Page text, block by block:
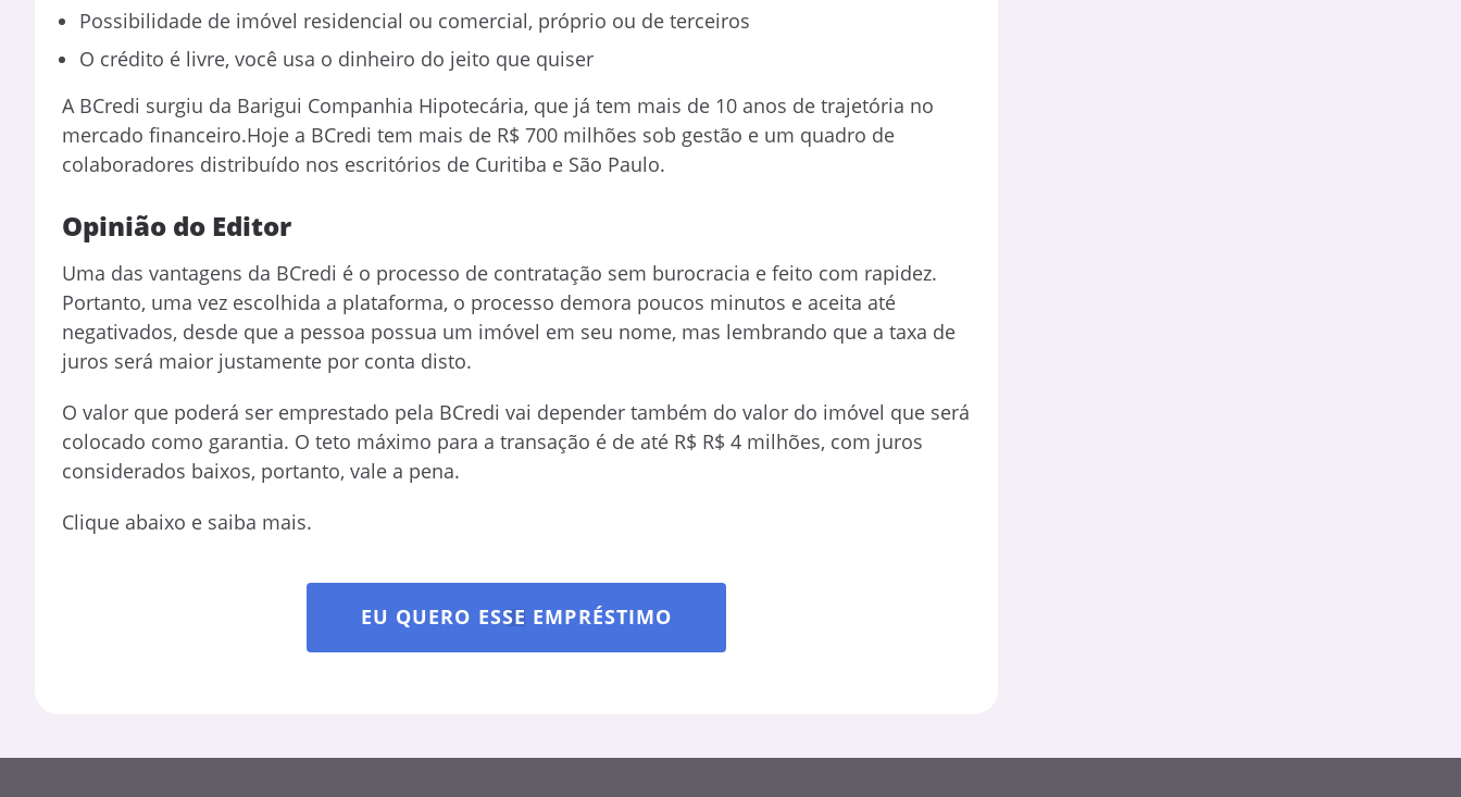
Possibilidade de imóvel residencial ou comercial, próprio ou de terceiros
O crédito é livre, você usa o dinheiro do jeito que quiser
A BCredi surgiu da Barigui Companhia Hipotecária, que já tem mais de 10 anos de trajetória no
mercado financeiro.Hoje a BCredi tem mais de R$ 700 milhões sob gestão e um quadro de
colaboradores distribuído nos escritórios de Curitiba e São Paulo.
Opinião do Editor
Uma das vantagens da BCredi é o processo de contratação sem burocracia e feito com rapidez.
Portanto, uma vez escolhida a plataforma, o processo demora poucos minutos e aceita até
negativados, desde que a pessoa possua um imóvel em seu nome, mas lembrando que a taxa de
juros será maior justamente por conta disto.
O valor que poderá ser emprestado pela BCredi vai depender também do valor do imóvel que será
colocado como garantia. O teto máximo para a transação é de até R$ R$ 4 milhões, com juros
considerados baixos, portanto, vale a pena.
Clique abaixo e saiba mais.
EU QUERO ESSE EMPRÉSTIMO